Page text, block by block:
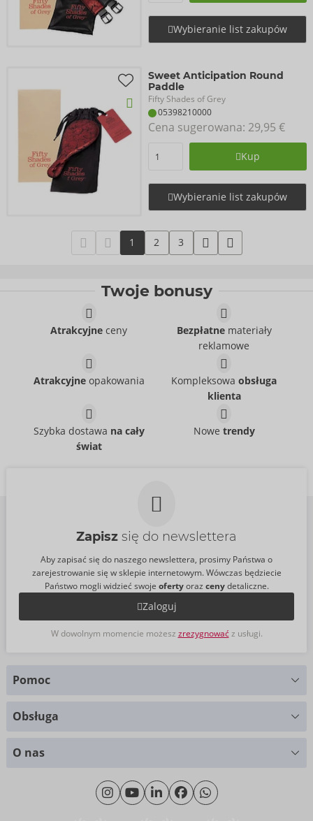
Wybieranie list zakupów
Sweet Anticipation Round
Paddle
Fifty Shades of Grey
05398210000
Cena sugerowana: 29,95 €
Kup
Wybieranie list zakupów
1 2 3
Twoje bonusy
Atrakcyjne ceny Bezpłatnemateriały
reklamowe
Atrakcyjneopakowania Kompleksowaobsługa
klienta
Szybka dostawa na cały
świat
Nowe trendy
Zapisz się do newslettera
Aby zapisać się do naszego newslettera, prosimy Państwa o
zarejestrowanie się w sklepie internetowym. Wówczas będziecie
Państwo mogli widzieć swoje ofertyoraz cenydetaliczne.
Zaloguj
W dowolnym momencie możesz zrezygnowaćz usługi.
Pomoc
Poniedziałek - Czwartek: 09.00 - 16.00
Piątek: 09.00 - 15.00
Obsługa
O nas
O nas
Zrównoważony rozwój